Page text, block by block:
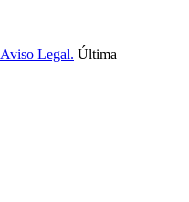
Aviso Legal. Última